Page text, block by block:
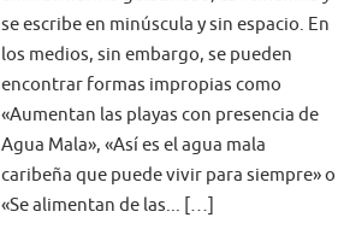
se escribe en minúscula y sin espacio. En
los medios, sin embargo, se pueden
encontrar formas impropias como
«Aumentan las playas con presencia de
Agua Mala», «Así es el agua mala
caribeña que puede vivir para siempre» o
«Se alimentan de las... […]